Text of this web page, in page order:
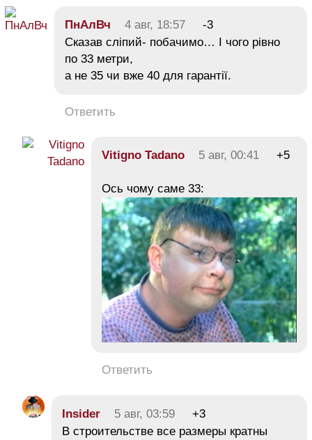
ПнАлВч 4 авг, 18:57
-3
Сказав сліпий- побачимо… І чого рівно
по 33 метри,
а не 35 чи вже 40 для гарантії.
Ответить
Vitigno Tadano 5 авг, 00:41 +5
Ось чому саме 33:
Ответить
Insider 5 авг, 03:59
+3
В строительстве все размеры кратны